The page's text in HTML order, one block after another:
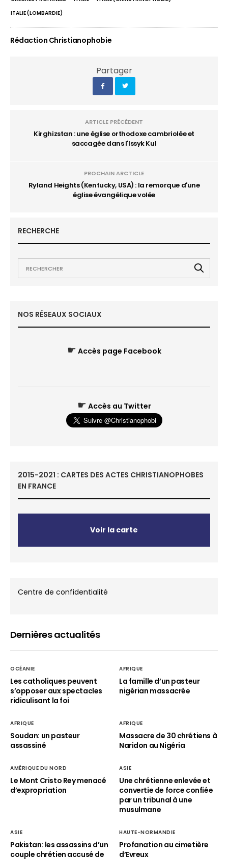
ITALIE (LOMBARDIE)
Rédaction Christianophobie
Partager
ARTICLE PRÉCÉDENT
Kirghizstan : une église orthodoxe cambriolée et
saccagée dans l'Issyk Kul
PROCHAIN ARCTICLE
Ryland Heights (Kentucky, USA) : la remorque d'une
église évangélique volée
RECHERCHE
NOS RÉSEAUX SOCIAUX
☛ Accès page Facebook
☛ Accès au Twitter
2015-2021 : CARTES DES ACTES CHRISTIANOPHOBES
EN FRANCE
Voir la carte
Centre de confidentialité
Dernières actualités
OCÉANIE
Les catholiques peuvent
s’opposer aux spectacles
ridiculisant la foi
AFRIQUE
La famille d’un pasteur
nigérian massacrée
AFRIQUE
Soudan: un pasteur
assassiné
AFRIQUE
Massacre de 30 chrétiens à
Naridon au Nigéria
AMÉRIQUE DU NORD
Le Mont Cristo Rey menacé
d’expropriation
ASIE
Une chrétienne enlevée et
convertie de force confiée
par un tribunal à une
musulmane
ASIE
Pakistan: les assassins d’un
couple chrétien accusé de
HAUTE-NORMANDIE
Profanation au cimetière
d’Evreux